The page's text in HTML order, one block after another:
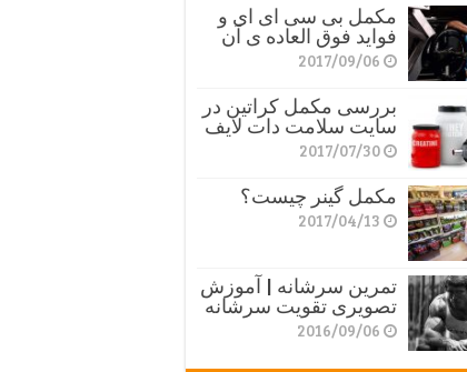
مکمل بی سی ای ای و
فواید فوق العاده ی آن
2017/09/06
بررسی مکمل کراتین در
سایت سلامت دات لایف
2017/07/30
مکمل گینر چیست؟
2017/04/13
تمرین سرشانه | آموزش
تصویری تقویت سرشانه
2016/09/06